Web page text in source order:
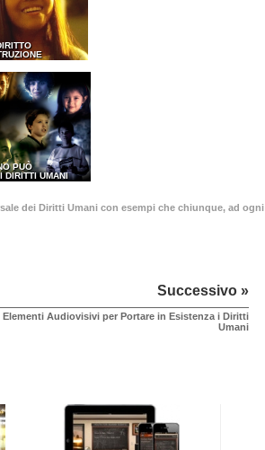
PUÒ
DIRITTI UMANI
dei Diritti Umani con esempi che chiunque, ad ogni
Successivo »
Elementi Audiovisivi per Portare in Esistenza i Diritti
Umani